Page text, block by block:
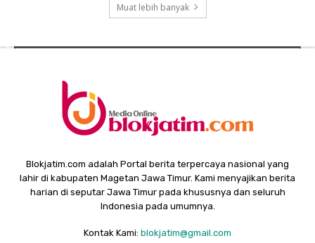
Muat lebih banyak
Blokjatim.com adalah Portal berita terpercaya nasional yang
lahir di kabupaten Magetan Jawa Timur. Kami menyajikan berita
harian di seputar Jawa Timur pada khususnya dan seluruh
Indonesia pada umumnya.
Kontak Kami: blokjatim@gmail.com